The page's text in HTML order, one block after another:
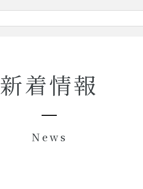
新着情報
News